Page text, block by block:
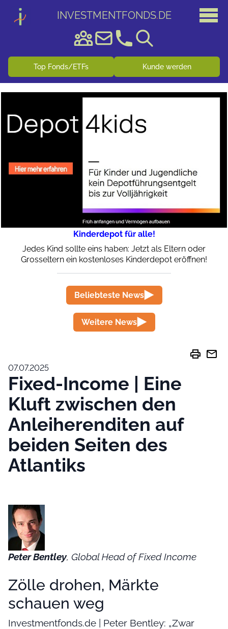
INVESTMENTFONDS.DE
Top Fonds/ETFs Kunde werden
Kinderdepot für alle!
Jedes Kind sollte eins haben: Jetzt als Eltern oder
Grosseltern ein kostenloses Kinderdepot eröffnen!
Beliebteste News
Weitere News
print mail
07.07.2025
Fixed-Income | Eine
Kluft zwischen den
Anleiherenditen auf
beiden Seiten des
Atlantiks
Peter Bentley, Global Head of Fixed Income
Zölle drohen, Märkte
schauen weg
Investmentfonds.de | Peter Bentley: „Zwar